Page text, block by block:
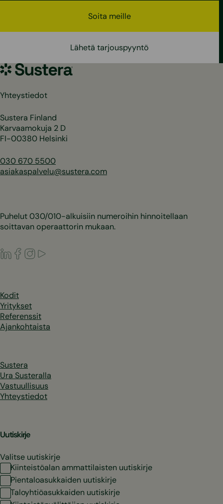
Soita meille
Lähetä tarjouspyyntö
Sustera
Yhteystiedot
Sustera Finland
Karvaamokuja 2 D
FI-00380 Helsinki
030 670 5500
asiakaspalvelu@sustera.com
Puhelut 030/010-alkuisiin numeroihin hinnoitellaan
soittavan operaattorin mukaan.
LinkedIn
Facebook
Instagram
Kodit
Yritykset
Referenssit
Ajankohtaista
Sustera
Ura Susteralla
Vastuullisuus
Yhteystiedot
Uutiskirje
Valitse uutiskirje
Kiinteistöalan ammattilaisten uutiskirje
Pientaloasukkaiden uutiskirje
Taloyhtiöasukkaiden uutiskirje